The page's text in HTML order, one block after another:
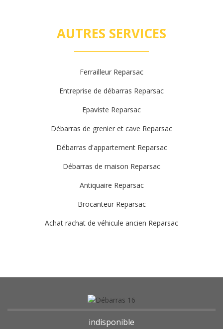
AUTRES SERVICES
Ferrailleur Reparsac
Entreprise de débarras Reparsac
Epaviste Reparsac
Débarras de grenier et cave Reparsac
Débarras d'appartement Reparsac
Débarras de maison Reparsac
Antiquaire Reparsac
Brocanteur Reparsac
Achat rachat de véhicule ancien Reparsac
indisponible